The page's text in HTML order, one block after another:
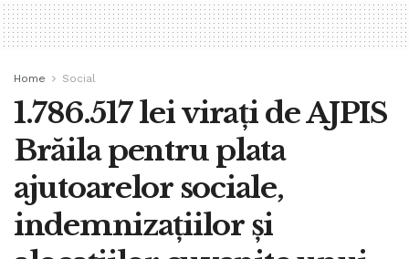
Home Social
1.786.517 lei virați de AJPIS
Brăila pentru plata
ajutoarelor sociale,
indemnizațiilor și